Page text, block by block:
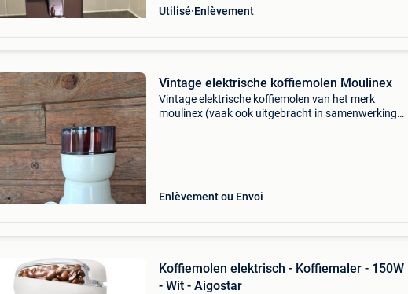
Utilisé Enlèvement
Vintage elektrische koffiemolen Moulinex
Vintage elektrische koffiemolen van het merk
moulinex (vaak ook uitgebracht in samenwerking
Enlèvement ou Envoi
Koffiemolen elektrisch - Koffiemaler - 150W
- Wit - Aigostar